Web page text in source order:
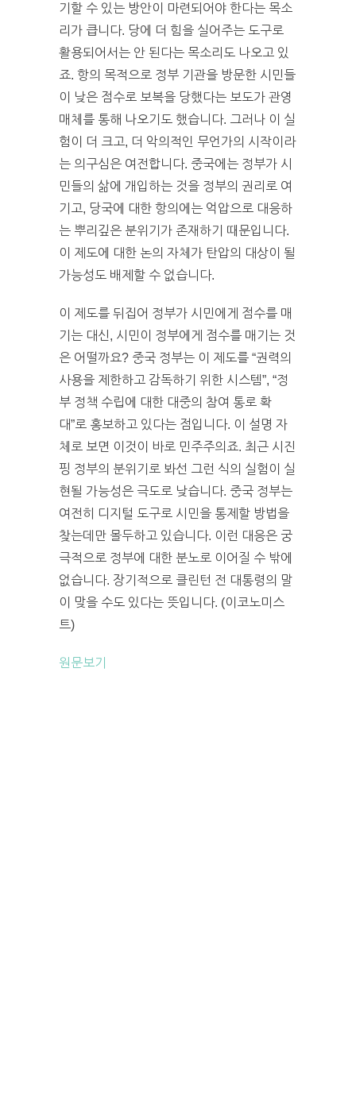
기할 수 있는 방안이 마련되어야 한다는 목소
리가 큽니다. 당에 더 힘을 실어주는 도구로
활용되어서는 안 된다는 목소리도 나오고 있
죠. 항의 목적으로 정부 기관을 방문한 시민들
이 낮은 점수로 보복을 당했다는 보도가 관영
매체를 통해 나오기도 했습니다. 그러나 이 실
험이 더 크고, 더 악의적인 무언가의 시작이라
는 의구심은 여전합니다. 중국에는 정부가 시
민들의 삶에 개입하는 것을 정부의 권리로 여
기고, 당국에 대한 항의에는 억압으로 대응하
는 뿌리깊은 분위기가 존재하기 때문입니다.
이 제도에 대한 논의 자체가 탄압의 대상이 될
가능성도 배제할 수 없습니다.
이 제도를 뒤집어 정부가 시민에게 점수를 매
기는 대신, 시민이 정부에게 점수를 매기는 것
은 어떨까요? 중국 정부는 이 제도를 “권력의
사용을 제한하고 감독하기 위한 시스템”, “정
부 정책 수립에 대한 대중의 참여 통로 확
대”로 홍보하고 있다는 점입니다. 이 설명 자
체로 보면 이것이 바로 민주주의죠. 최근 시진
핑 정부의 분위기로 봐선 그런 식의 실험이 실
현될 가능성은 극도로 낮습니다. 중국 정부는
여전히 디지털 도구로 시민을 통제할 방법을
찾는데만 몰두하고 있습니다. 이런 대응은 궁
극적으로 정부에 대한 분노로 이어질 수 밖에
없습니다. 장기적으로 클린턴 전 대통령의 말
이 맞을 수도 있다는 뜻입니다. (이코노미스
트)
원문보기